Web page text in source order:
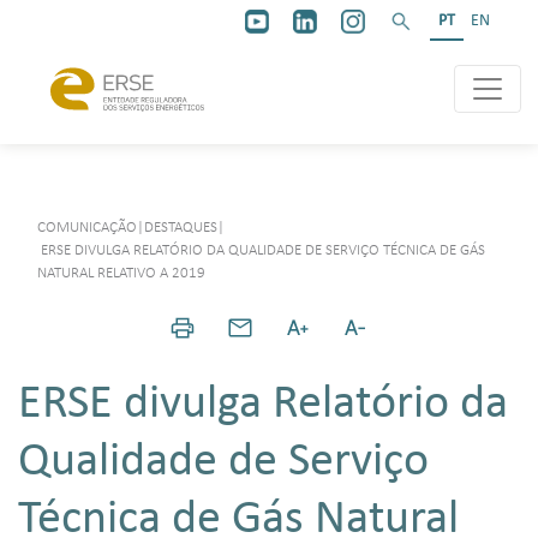
PT EN
COMUNICAÇÃO DESTAQUES
ERSE DIVULGA RELATÓRIO DA QUALIDADE DE SERVIÇO TÉCNICA DE GÁS
NATURAL RELATIVO A 2019
ERSE divulga Relatório da
Qualidade de Serviço
Técnica de Gás Natural